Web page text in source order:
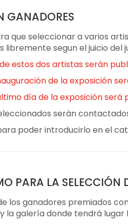
GANADORES
que seleccionar a varios
libremente segun el juicio del
estos dos artistas serán
de la exposición
día de la exposición
seràn
poder introducirlo en el
PARA LA SELECCIÓN
los ganadores premiados
la galería donde tendrá lugar